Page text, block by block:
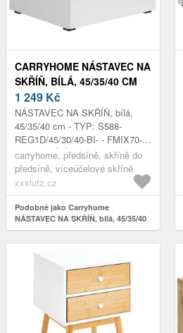
CARRYHOME NÁSTAVEC NA
SKŘÍŇ, BÍLÁ, 45/35/40 CM
1 249 Kč
NÁSTAVEC NA SKŘÍŇ, bílá,
45/35/40 cm - TYP: S588-
REG1D/45/30/40-BI- - FMIX70-
KPL01, BÍLÁ, 1 DVEŘE, - Š/V/H:
CA. 45/35/40CM
carryhome, předsíně, skříně do
předsíně, víceúčelové skříně
xxxlutz.cz
Podobně jako Carryhome
NÁSTAVEC NA SKŘÍŇ, bílá, 45/35/40
cm